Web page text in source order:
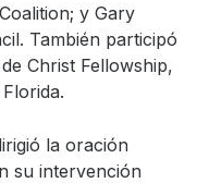
y Gary
También participó
Christ Fellowship,
la oración
su intervención